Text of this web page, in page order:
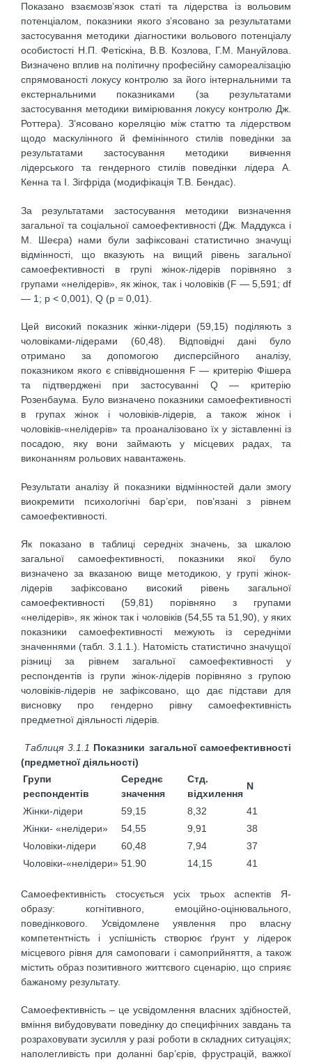
Показано взаємозв’язок статі та лідерства із вольовим
потенціалом, показники якого з’ясовано за результатами
застосування методики діагностики вольового потенціалу
особистості Н.П. Фетіскіна, В.В. Козлова, Г.М. Мануйлова.
Визначено вплив на політичну професійну самореалізацію
спрямованості локусу контролю за його інтернальними та
екстернальними показниками (за результатами
застосування методики вимірювання локусу контролю Дж.
Роттера). З’ясовано кореляцію між статтю та лідерством
щодо маскулінного й фемінінного стилів поведінки за
результатами застосування методики вивчення
лідерського та гендерного стилів поведінки лідера А.
Кенна та І. Зігфріда (модифікація Т.В. Бендас).
За результатами застосування методики визначення
загальної та соціальної самоефективності (Дж. Маддукса і
М. Шеєра) нами були зафіксовані статистично значущі
відмінності, що вказують на вищий рівень загальної
самоефективності в групі жінок-лідерів порівняно з
групами «нелідерів», як жінок, так і чоловіків (F — 5,591; df
— 1; p < 0,001), Q (р = 0,01).
Цей високий показник жінки-лідери (59,15) поділяють з
чоловіками-лідерами (60,48). Відповідні дані було
отримано за допомогою дисперсійного аналізу,
показником якого є співвідношення F — критерію Фішера
та підтверджені при застосуванні Q — критерію
Розенбаума. Було визначено показники самоефективності
в групах жінок і чоловіків-лідерів, а також жінок і
чоловіків-«нелідерів» та проаналізовано їх у зіставленні із
посадою, яку вони займають у місцевих радах, та
виконанням рольових навантажень.
Результати аналізу й показники відмінностей дали змогу
виокремити психологічні бар’єри, пов’язані з рівнем
самоефективності.
Як показано в таблиці середніх значень, за шкалою
загальної самоефективності, показники якої було
визначено за вказаною вище методикою, у групі жінок-
лідерів зафіксовано високий рівень загальної
самоефективності (59,81) порівняно з групами
«нелідерів», як жінок так і чоловіків (54,55 та 51,90), у яких
показники самоефективності межують із середніми
значеннями (табл. 3.1.1.). Натомість статистично значущої
різниці за рівнем загальної самоефективності у
респондентів із групи жінок-лідерів порівняно з групою
чоловіків-лідерів не зафіксовано, що дає підстави для
висновку про гендерно рівну самоефективність
предметної діяльності лідерів.
Таблиця 3.1.1 Показники загальної самоефективності
(предметної діяльності)
Групи
респондентів
Середнє
значення
Стд.
відхилення
N
Жінки-лідери 59,15 8,32
41
Жінки- «нелідери»
54,55 9,91
38
Чоловіки-лідери
60,48 7,94
37
Чоловіки-«нелідери» 51.90 14,15 41
Самоефективність стосується усіх трьох аспектів Я-
образу: когнітивного, емоційно-оцінювального,
поведінкового. Усвідомлене уявлення про власну
компетентність і успішність створює ґрунт у лідерок
місцевого рівня для самоповаги і самоприйняття, а також
містить образ позитивного життєвого сценарію, що сприяє
бажаному результату.
Самоефективність – це усвідомлення власних здібностей,
вміння вибудовувати поведінку до специфічних завдань та
розраховувати зусилля у разі роботи в складних ситуаціях;
наполегливість при доланні бар’єрів, фрустрацій, важкої